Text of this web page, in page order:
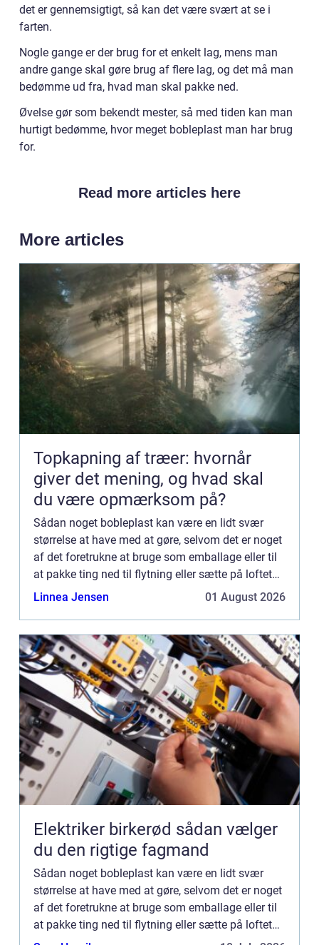
det er gennemsigtigt, så kan det være svært at se i
farten.
Nogle gange er der brug for et enkelt lag, mens man
andre gange skal gøre brug af flere lag, og det må man
bedømme ud fra, hvad man skal pakke ned.
Øvelse gør som bekendt mester, så med tiden kan man
hurtigt bedømme, hvor meget bobleplast man har brug
for.
Read more articles here
More articles
Topkapning af træer: hvornår
giver det mening, og hvad skal
du være opmærksom på?
Sådan noget bobleplast kan være en lidt svær
størrelse at have med at gøre, selvom det er noget
af det foretrukne at bruge som emballage eller til
at pakke ting ned til flytning eller sætte på loftet
og lig...
Linnea Jensen 01 August 2026
Elektriker birkerød sådan vælger
du den rigtige fagmand
Sådan noget bobleplast kan være en lidt svær
størrelse at have med at gøre, selvom det er noget
af det foretrukne at bruge som emballage eller til
at pakke ting ned til flytning eller sætte på loftet
og lig...